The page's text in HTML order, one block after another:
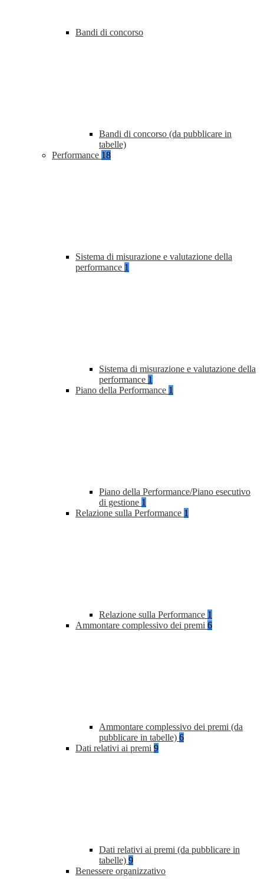
Bandi di concorso
Bandi di concorso (da pubblicare in
tabelle)
Performance 18
Sistema di misurazione e valutazione della
performance 1
Sistema di misurazione e valutazione della
performance 1
Piano della Performance 1
Piano della Performance/Piano esecutivo
di gestione 1
Relazione sulla Performance 1
Relazione sulla Performance 1
Ammontare complessivo dei premi 6
Ammontare complessivo dei premi (da
pubblicare in tabelle) 6
Dati relativi ai premi 9
Dati relativi ai premi (da pubblicare in
tabelle) 9
Benessere organizzativo